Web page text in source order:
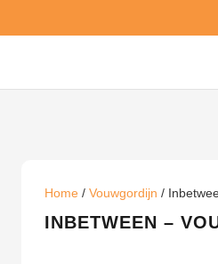
Home / Vouwgordijn /
INBETWEEN –